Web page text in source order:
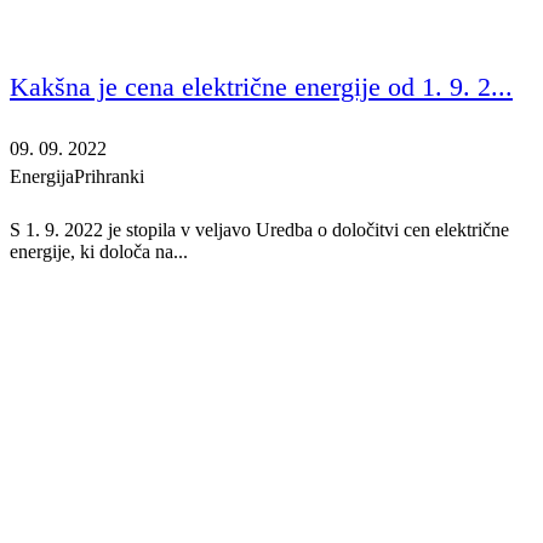
Kakšna je cena električne energije od 1. 9. 2...
09. 09. 2022
EnergijaPrihranki
S 1. 9. 2022 je stopila v veljavo Uredba o določitvi cen električne
energije, ki določa na...